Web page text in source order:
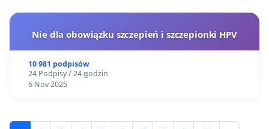
Nie dla obowiązku szczepień i szczepionki HPV
10 981 podpisów
24 Podpisy / 24 godzin
6 Nov 2025